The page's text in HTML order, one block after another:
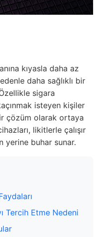
kıyasla daha az
daha sağlıklı bir
sigara
isteyen kişiler
çözüm olarak ortaya
likitlerle çalışır
yerine buhar sunar.
Tercih Etme Nedeni